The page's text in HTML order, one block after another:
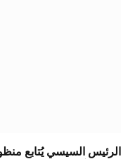
الرئيس السيسي يُتابع